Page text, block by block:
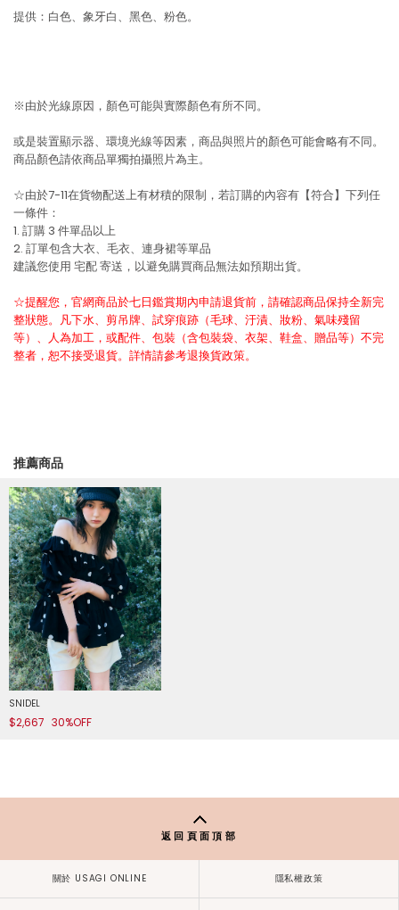
提供：白色、象牙白、黑色、粉色。
※由於光線原因，顏色可能與實際顏色有所不同。
或是裝置顯示器、環境光線等因素，商品與照片的顏色可能會略有不同。
商品顏色請依商品單獨拍攝照片為主。
☆由於7-11在貨物配送上有材積的限制，若訂購的內容有【符合】下列任
一條件：
1. 訂購 3 件單品以上
2. 訂單包含大衣、毛衣、連身裙等單品
建議您使用 宅配寄送，以避免購買商品無法如預期出貨。
☆提醒您，官網商品於七日鑑賞期內申請退貨前，請確認商品保持全新完
整狀態。凡下水、剪吊牌、試穿痕跡（毛球、汙漬、妝粉、氣味殘留
等）、人為加工，或配件、包裝（含包裝袋、衣架、鞋盒、贈品等）不完
整者，恕不接受退貨。詳情請參考退換貨政策。
推薦商品
SNIDEL
$2,667 30%OFF
返回頁面頂部
關於 USAGI ONLINE 隱私權政策